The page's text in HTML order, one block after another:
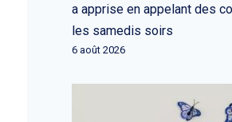
a apprise en appelant des
les samedis soirs
6 août 2026